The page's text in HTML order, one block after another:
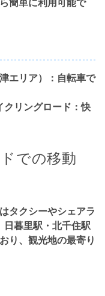
エリア）： 自転車で
リングロード：快
での移動
タクシーやシェアラ
日暮里駅・北千住駅
り、観光地の最寄り